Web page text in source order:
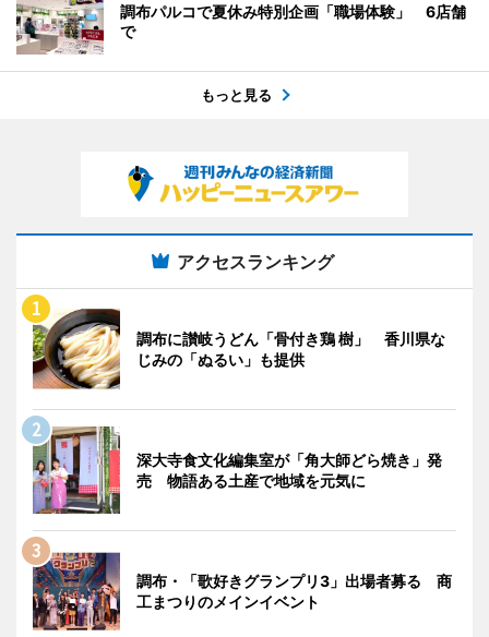
調布パルコで夏休み特別企画「職場体験」 6店舗
で
もっと見る
アクセスランキング
調布に讃岐うどん「骨付き鶏 樹」 香川県な
じみの「ぬるい」も提供
深大寺食文化編集室が「角大師どら焼き」発
売 物語ある土産で地域を元気に
調布・「歌好きグランプリ3」出場者募る 商
工まつりのメインイベント